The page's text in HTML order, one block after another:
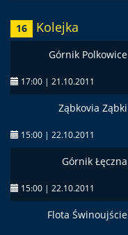
16 Kolejka
Górnik Polkowice
17:00 | 21.10.2011
Ząbkovia Ząbki
15:00 | 22.10.2011
Górnik Łęczna
15:00 | 22.10.2011
Flota Świnoujście